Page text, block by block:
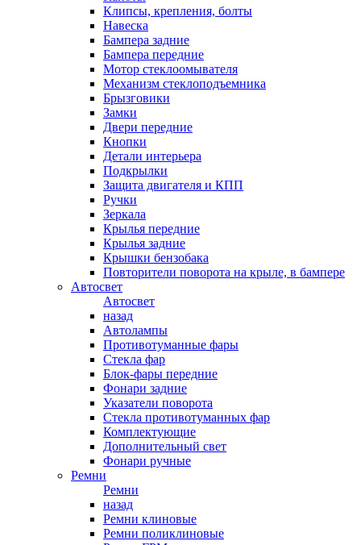
Клипсы, крепления, болты
Навеска
Бампера задние
Бампера передние
Мотор стеклоомывателя
Механизм стеклоподъемника
Брызговики
Замки
Двери передние
Кнопки
Детали интерьера
Подкрылки
Защита двигателя и КПП
Ручки
Зеркала
Крылья передние
Крылья задние
Крышки бензобака
Повторители поворота на крыле, в бампере
Автосвет
Автосвет
назад
Автолампы
Противотуманные фары
Стекла фар
Блок-фары передние
Фонари задние
Указатели поворота
Стекла противотуманных фар
Комплектующие
Дополнительный свет
Фонари ручные
Ремни
Ремни
назад
Ремни клиновые
Ремни поликлиновые